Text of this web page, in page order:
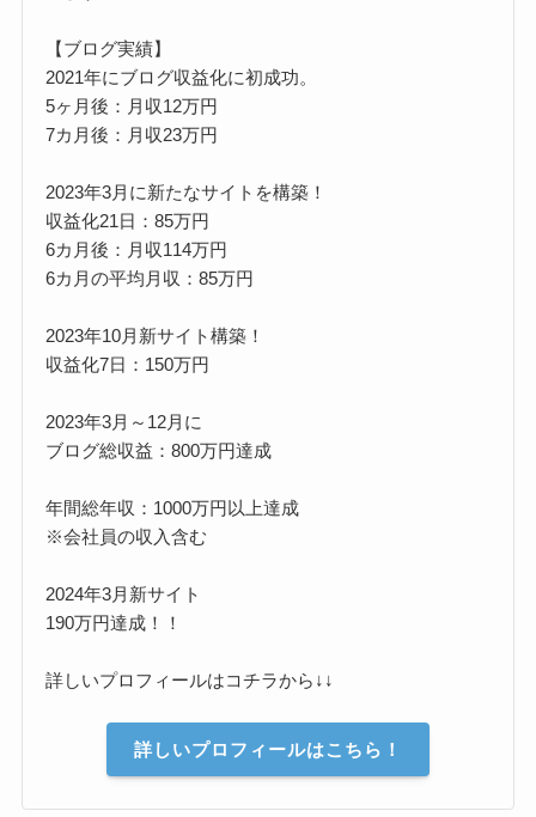
【ブログ実績】
2021年にブログ収益化に初成功。
5ヶ月後：月収12万円
7カ月後：月収23万円
2023年3月に新たなサイトを構築！
収益化21日：85万円
6カ月後：月収114万円
6カ月の平均月収：85万円
2023年10月新サイト構築！
収益化7日：150万円
2023年3月～12月に
ブログ総収益：800万円達成
年間総年収：1000万円以上達成
※会社員の収入含む
2024年3月新サイト
190万円達成！！
詳しいプロフィールはコチラから↓↓
詳しいプロフィールはこちら！